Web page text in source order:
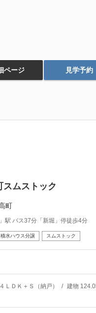
ページ 見学予約
スムストック
町
駅 バス37分「新堀」停徒歩4分
積水ハウス分譲 スムストック
４ＬＤＫ＋Ｓ（納戸） 建物